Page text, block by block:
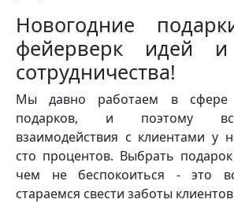
Новогодние
фейерверк идей и
сотрудничества!
Мы давно работаем в сфере
подарков, и поэтому
взаимодействия с клиентами у
сто процентов. Выбрать
чем не беспокоиться - это
стараемся свести заботы